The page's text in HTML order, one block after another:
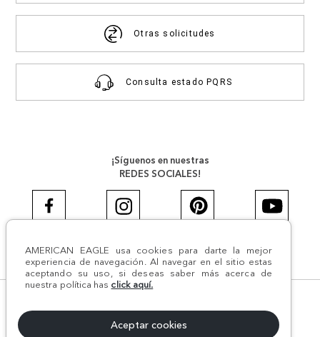
AMERICAN EAGLE usa cookies para darte la mejor
experiencia de navegación. Al navegar en el sitio estas
aceptando su uso, si deseas saber más acerca de
nuestra política has click aquí.
Aceptar cookies
Otras solicitudes
Consulta estado PQRS
¡Síguenos en nuestras
REDES SOCIALES!
#AEJEANS #AerieREALCOL
NIT:800.069.933-6 | CII 14 #52A - 370 | Medellín, Colombia